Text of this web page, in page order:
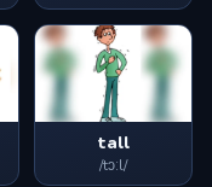
tall
/tɔːl/